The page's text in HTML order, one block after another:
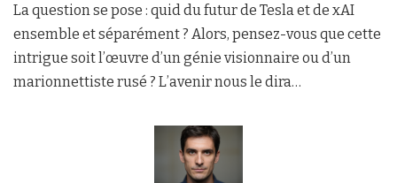
La question se pose : quid du futur de Tesla et de xAI
ensemble et séparément ? Alors, pensez-vous que cette
intrigue soit l’œuvre d’un génie visionnaire ou d’un
marionnettiste rusé ? L’avenir nous le dira…